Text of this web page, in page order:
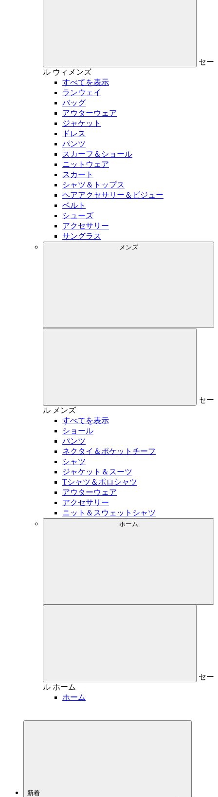
セー
ル ウィメンズ
すべてを表示
ランウェイ
バッグ
アウターウェア
ジャケット
ドレス
パンツ
スカーフ＆ショール
ニットウェア
スカート
シャツ＆トップス
ヘアアクセサリー＆ビジュー
ベルト
シューズ
アクセサリー
サングラス
メンズ
セー
ル メンズ
すべてを表示
ショール
パンツ
ネクタイ＆ポケットチーフ
シャツ
ジャケット＆スーツ
Tシャツ＆ポロシャツ
アウターウェア
アクセサリー
ニット＆スウェットシャツ
ホーム
セー
ル ホーム
ホーム
新着